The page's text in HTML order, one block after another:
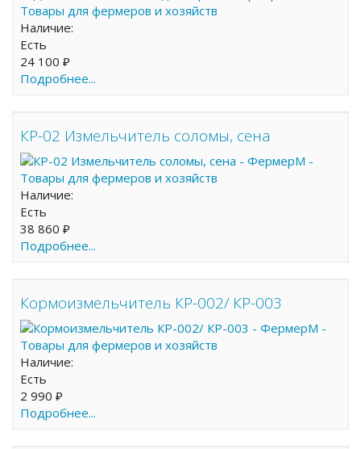
Наличие:
Есть
24 100 ₽
Подробнее...
КР-02 Измельчитель соломы, сена
Наличие:
Есть
38 860 ₽
Подробнее...
Кормоизмельчитель КР-002/ КР-003
Наличие:
Есть
2 990 ₽
Подробнее...